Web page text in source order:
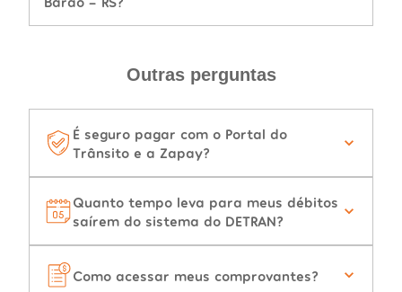
Outras perguntas
É seguro pagar com o Portal do
Trânsito e a Zapay?
Quanto tempo leva para meus débitos
saírem do sistema do DETRAN?
Como acessar meus comprovantes?